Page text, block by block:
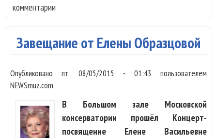
комментарии
Завещание от Елены Образцовой
Опубликованопт, 08/05/2015 - 01:43 пользователем
NEWSmuz.com
В Большом зале Московской
консерватории прошёл Концерт-
посвящение Елене Васильевне